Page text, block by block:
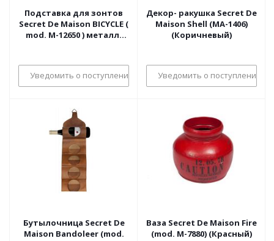
Подставка для зонтов
Secret De Maison BICYCLE (
mod. M-12650 ) металл/
ткань: винтаж
Уведомить о поступлении
Декор- ракушка Secret De
Maison Shell (MA-1406)
(Коричневый)
Уведомить о поступлении
Бутылочница Secret De
Maison Bandoleer (mod.
Ваза Secret De Maison Fire
(mod. М-7880) (Красный)